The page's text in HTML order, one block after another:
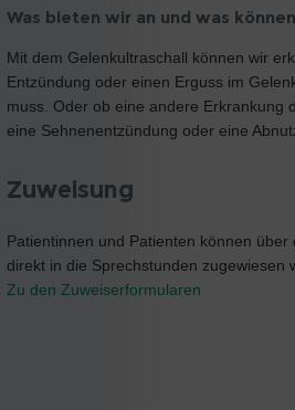
Was bieten wir an und was
Mit dem Gelenkultraschall können wir
Entzündung oder einen Erguss im
muss. Oder ob eine andere Erkrankung
eine Sehnenentzündung oder eine
Zuweisung
Patientinnen und Patienten können
direkt in die Sprechstunden zugewiesen
Zu den Zuweiserformularen